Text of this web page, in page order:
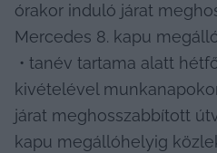
órakor induló járat
Mercedes 8. kapu
kivételével
járat meghosszabbított
kapu megállóhelyig